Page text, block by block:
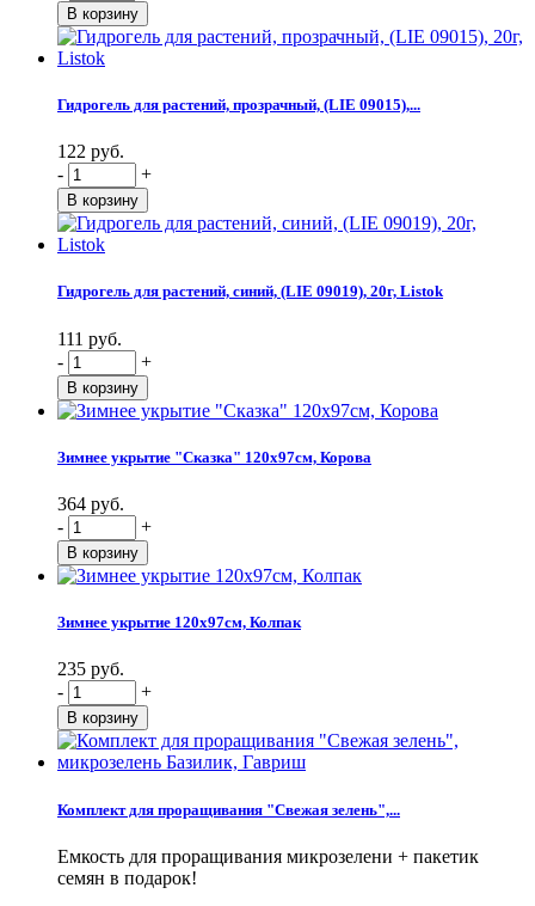
Гидрогель для растений, прозрачный, (LIE 09015),...
122 руб.
-
+
Гидрогель для растений, синий, (LIE 09019), 20г, Listok
111 руб.
-
+
Зимнее укрытие "Сказка" 120х97см, Корова
364 руб.
-
+
Зимнее укрытие 120х97см, Колпак
235 руб.
-
+
Комплект для проращивания "Свежая зелень",...
Емкость для проращивания микрозелени + пакетик
семян в подарок!